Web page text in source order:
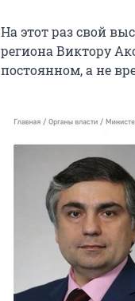
На этот раз свой
региона Виктору
постоянном, а не